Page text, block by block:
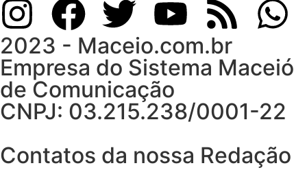
2023 - Maceio.com.br
Empresa do Sistema Maceió
de Comunicação
CNPJ: 03.215.238/0001-22
Contatos da nossa Redação